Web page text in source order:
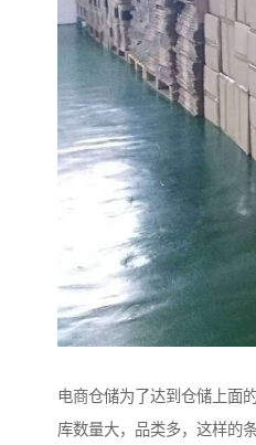
电商仓储为了达到仓储上面
库数量大，品类多，这样的